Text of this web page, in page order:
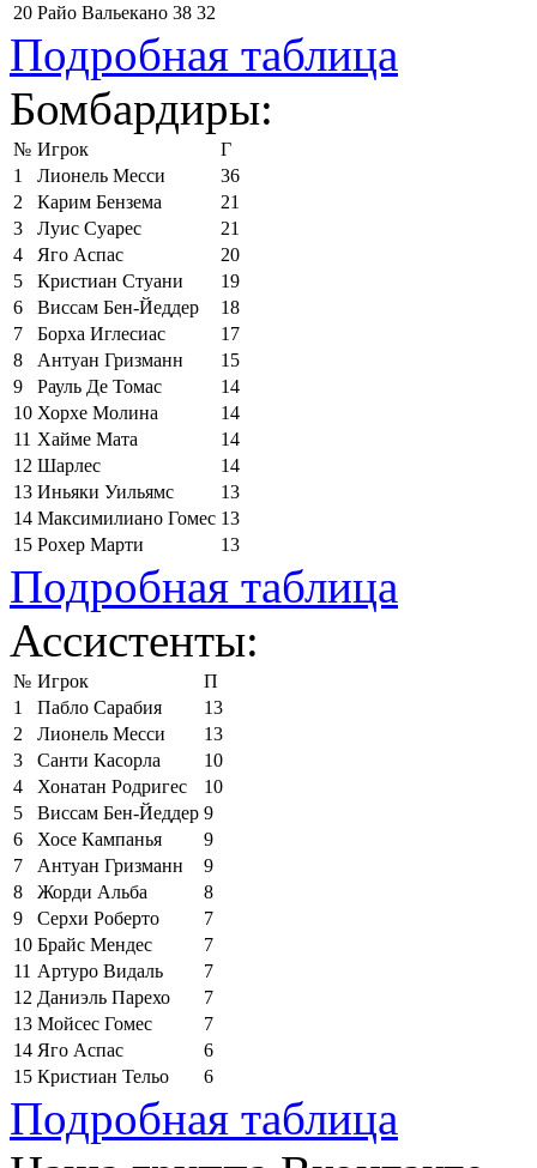
20 Райо Вальекано 38 32
Подробная таблица
Бомбардиры:
№ Игрок
Г
1
Лионель Месси
36
2
Карим Бензема
21
3
Луис Суарес
21
4
Яго Аспас
20
5
Кристиан Стуани
19
6
Виссам Бен-Йеддер
18
7
Борха Иглесиас
17
8
Антуан Гризманн
15
9
Рауль Де Томас
14
10 Хорхе Молина
14
11 Хайме Мата
14
12 Шарлес
14
13 Иньяки Уильямс
13
14 Максимилиано Гомес 13
15 Рохер Марти 13
Подробная таблица
Ассистенты:
№ Игрок
П
1
Пабло Сарабия
13
2
Лионель Месси
13
3
Санти Касорла
10
4
Хонатан Родригес
10
5
Виссам Бен-Йеддер 9
6
Хосе Кампанья
9
7
Антуан Гризманн
9
8
Жорди Альба
8
9
Серхи Роберто
7
10 Брайс Мендес
7
11 Артуро Видаль
7
12 Даниэль Парехо
7
13 Мойсес Гомес
7
14 Яго Аспас
6
15 Кристиан Тельо 6
Подробная таблица